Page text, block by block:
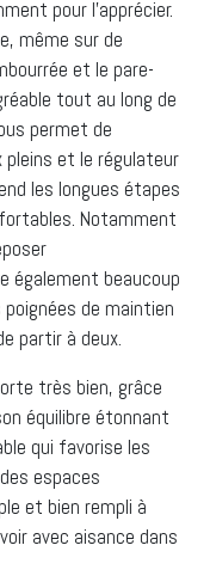
pour l’apprécier.
même sur de
et le pare-
tout au long de
permet de
pleins et le régulateur
les longues étapes
Notamment
également beaucoup
poignées de maintien
partir à deux.
très bien, grâce
équilibre étonnant
qui favorise les
espaces
et bien rempli à
avec aisance dans